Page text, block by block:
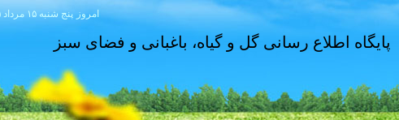
۱۴۰۵ پنج شنبه ۱۵ مرداد امروز
پایگاه اطلاع رسانی گل و گیاه، باغبانی و فضای سبز